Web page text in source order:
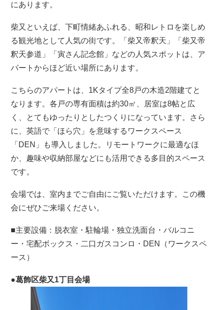
にあります。
柴又といえば、下町情緒あふれる、昭和レトロを楽しめ
る観光地として人気の街です。「柴又帝釈天」「柴又帝
釈天参道」「寅さん記念館」などの人気スポットは、ア
パートからほど近い場所にあります。
こちらのアパートは、1Kタイプ全8戸の木造2階建てと
なります。各戸の専有面積は約30㎡、居室は8帖と広
く、とてもゆったりとしたつくりになっています。さら
に、英語で「ほら穴」を意味するワークスペース
「DEN」も導入しました。リモートワークに最適なほ
か、趣味や収納部屋などにも活用できる多目的スペース
です。
会場では、室内までご自由にご覧いただけます。この機
会にぜひご来場ください。
■主要設備：脱衣室・駐輪場・独立洗面台・バルコニ
ー・宅配ボックス・二口ガスコンロ・DEN（ワークスペ
ース）
●葛飾区柴又1丁目会場